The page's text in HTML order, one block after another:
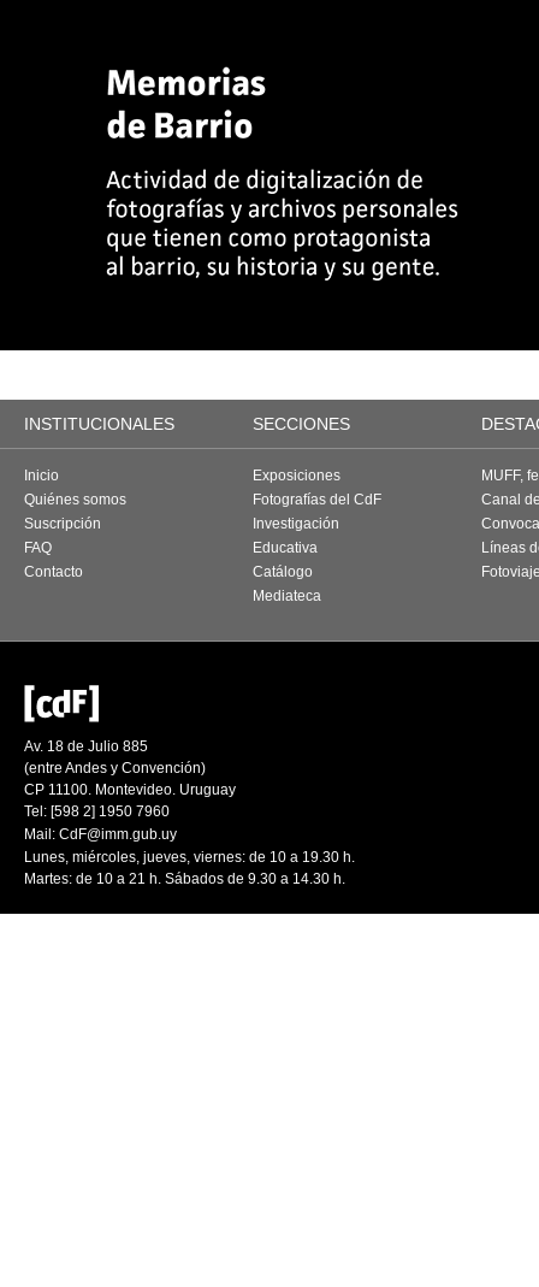
INSTITUCIONALES SECCIONES
Inicio
Quiénes somos
Suscripción
FAQ
Contacto
Exposiciones
Fotografías del CdF
Investigación
Educativa
Catálogo
Mediateca
MUFF,
Canal
Líneas
Av. 18 de Julio 885
(entre Andes y Convención)
CP 11100. Montevideo. Uruguay
Tel: [598 2] 1950 7960
Mail: CdF@imm.gub.uy
Lunes, miércoles, jueves, viernes: de 10 a 19.30 h.
Martes: de 10 a 21 h. Sábados de 9.30 a 14.30 h.